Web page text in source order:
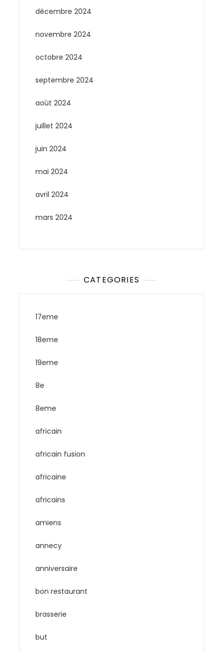
décembre 2024
novembre 2024
octobre 2024
septembre 2024
août 2024
juillet 2024
juin 2024
mai 2024
avril 2024
mars 2024
CATEGORIES
17eme
18eme
19eme
8e
8eme
africain
africain fusion
africaine
africains
amiens
annecy
anniversaire
bon restaurant
brasserie
but